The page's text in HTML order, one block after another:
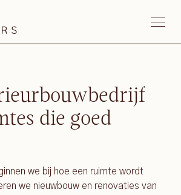
die goed
we bij hoe een ruimte wordt
we nieuwbouw en renovaties van